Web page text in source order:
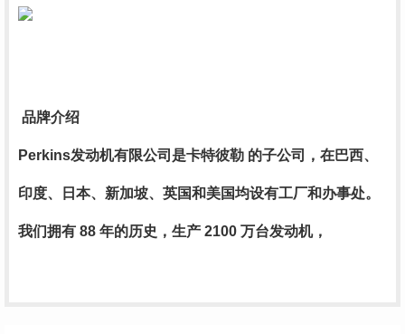
品牌介绍
Perkins发动机有限公司是卡特彼勒 的子公司，在巴西、
印度、日本、新加坡、英国和美国均设有工厂和办事处。
我们拥有 88 年的历史，生产 2100 万台发动机，